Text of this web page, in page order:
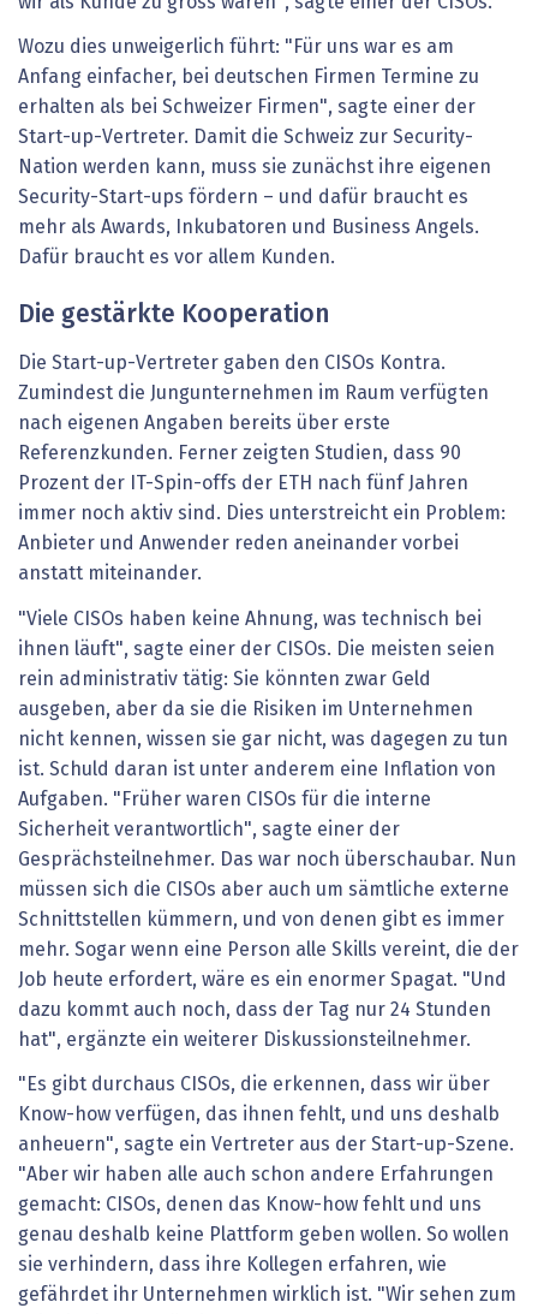
Wozu dies unweigerlich führt: "Für uns war es am
Anfang einfacher, bei deutschen Firmen Termine zu
erhalten als bei Schweizer Firmen", sagte einer der
Start-up-Vertreter. Damit die Schweiz zur Security-
Nation werden kann, muss sie zunächst ihre eigenen
Security-Start-ups fördern – und dafür braucht es
mehr als Awards, Inkubatoren und Business Angels.
Dafür braucht es vor allem Kunden.
Die gestärkte Kooperation
Die Start-up-Vertreter gaben den CISOs Kontra.
Zumindest die Jungunternehmen im Raum verfügten
nach eigenen Angaben bereits über erste
Referenzkunden. Ferner zeigten Studien, dass 90
Prozent der IT-Spin-offs der ETH nach fünf Jahren
immer noch aktiv sind. Dies unterstreicht ein Problem:
Anbieter und Anwender reden aneinander vorbei
anstatt miteinander.
"Viele CISOs haben keine Ahnung, was technisch bei
ihnen läuft", sagte einer der CISOs. Die meisten seien
rein administrativ tätig: Sie könnten zwar Geld
ausgeben, aber da sie die Risiken im Unternehmen
nicht kennen, wissen sie gar nicht, was dagegen zu tun
ist. Schuld daran ist unter anderem eine Inflation von
Aufgaben. "Früher waren CISOs für die interne
Sicherheit verantwortlich", sagte einer der
Gesprächsteilnehmer. Das war noch überschaubar. Nun
müssen sich die CISOs aber auch um sämtliche externe
Schnittstellen kümmern, und von denen gibt es immer
mehr. Sogar wenn eine Person alle Skills vereint, die der
Job heute erfordert, wäre es ein enormer Spagat. "Und
dazu kommt auch noch, dass der Tag nur 24 Stunden
hat", ergänzte ein weiterer Diskussionsteilnehmer.
"Es gibt durchaus CISOs, die erkennen, dass wir über
Know-how verfügen, das ihnen fehlt, und uns deshalb
anheuern", sagte ein Vertreter aus der Start-up-Szene.
"Aber wir haben alle auch schon andere Erfahrungen
gemacht: CISOs, denen das Know-how fehlt und uns
genau deshalb keine Plattform geben wollen. So wollen
sie verhindern, dass ihre Kollegen erfahren, wie
gefährdet ihr Unternehmen wirklich ist. "Wir sehen zum